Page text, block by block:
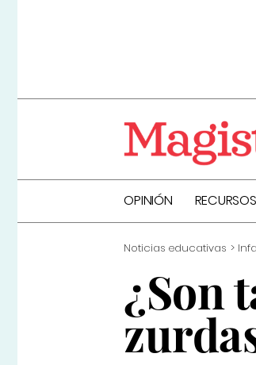
OPINIÓN RECURSOS
Noticias educativas
¿Son